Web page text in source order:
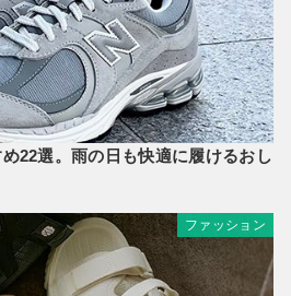
22選。雨の日も快適に履けるおし
ファッション